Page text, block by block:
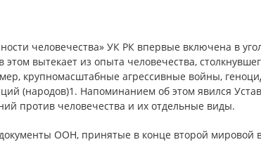
человечества» УК РК впервые включена в
этом вытекает из опыта человечества,
крупномасштабные агрессивные войны,
(народов)1. Напоминанием об этом явился
против человечества и их отдельные виды.
документы ООН, принятые в конце второй